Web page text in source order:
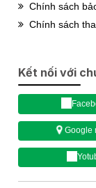
Chính sách
Chính sách
Kết nối với
Google